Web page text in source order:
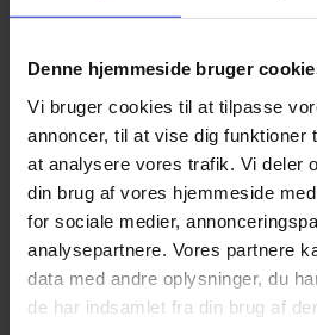
Denne hjemmeside bruger
Vi bruger cookies til at tilpasse
annoncer, til at vise dig funktioner
at analysere vores trafik. Vi deler
din brug af vores hjemmeside
for sociale medier,
analysepartnere. Vores partnere
data med andre oplysninger, du
de har indsamlet fra din brug af
Products
Der blev ikke fundet nogle varer, der
Sandbankevej 56